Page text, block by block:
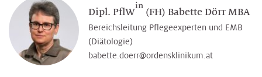
Dipl. PflW
in
(FH) Babette Dörr MBA
Bereichsleitung Pflegeexperten und EMB
(Diätologie)
babette.doerr@­ordensklinikum.at